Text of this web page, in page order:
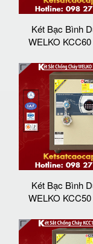
Két Bạc Bình
WELKO
Két Bạc Bình
WELKO